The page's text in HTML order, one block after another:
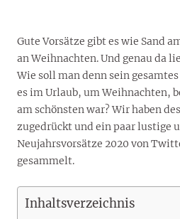
Gute Vorsätze gibt es wie Sand
an Weihnachten. Und genau da
Wie soll man denn sein
es im Urlaub, um Weihnachten,
am schönsten war? Wir haben
zugedrückt und ein paar lustige
Neujahrsvorsätze 2020 von
gesammelt.
Inhaltsverzeichnis